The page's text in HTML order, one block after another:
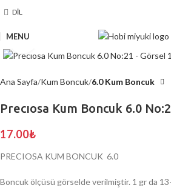
DIL
MENU
Ana Sayfa Kum Boncuk 6.0 Kum Boncuk
Precıosa Kum Boncuk 6.0
17.00₺
PRECIOSA KUM BONCUK 6.0
Boncuk ölçüsü görselde verilmiştir. 1 gr da 13-